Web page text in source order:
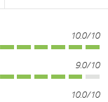
10.0/10
9.0/10
10.0/10